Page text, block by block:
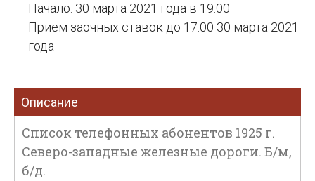
Начало: 30 марта 2021 года в 19:00
Прием заочных ставок до 17:00 30 марта 2021
года
Описание
Список телефонных абонентов 1925 г.
Северо-западные железные дороги. Б/м,
б/д.